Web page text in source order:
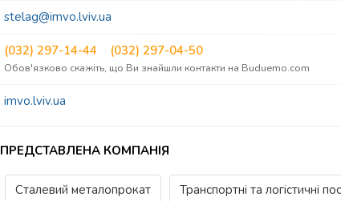
stelag@imvo.lviv.ua
(032) 297-14-44 (032) 297-04-50
Обов'язково скажіть, що Ви знайшли контакти на Buduemo.com
imvo.lviv.ua
КОМПАНІЯ
Сталевий металопрокат Транспортні та логістичні